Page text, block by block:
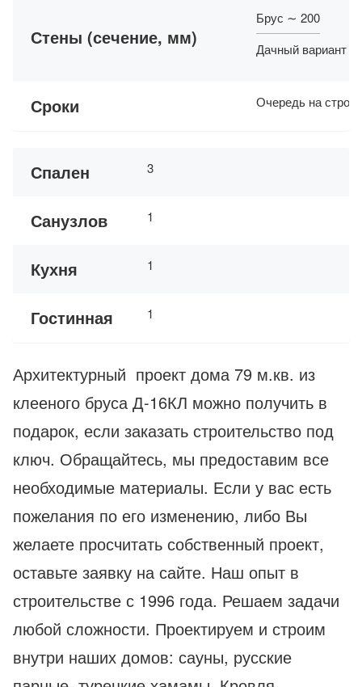
Стены (сечение, мм)
Брус ∼ 200
Дачный вариант
Сроки Очередь на
Спален 3
Санузлов 1
Кухня 1
Гостинная 1
Архитектурный проект дома 79 м.кв. из
клееного бруса Д-16КЛ можно получить в
подарок, если заказать строительство под
ключ. Обращайтесь, мы предоставим все
необходимые материалы. Если у вас есть
пожелания по его изменению, либо Вы
желаете просчитать собственный проект,
оставьте заявку на сайте. Наш опыт в
строительстве с 1996 года. Решаем задачи
любой сложности. Проектируем и строим
внутри наших домов: сауны, русские